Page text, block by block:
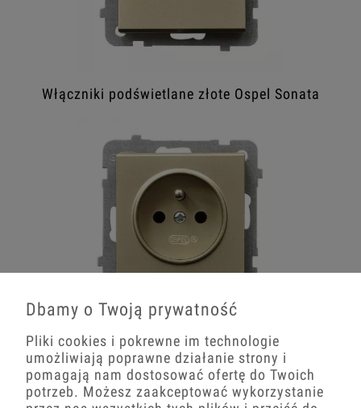
Włączniki podświetlane złote Ospel Sonata
Gniazda prądowe złote Ospel Sonata
Dbamy o Twoją prywatność
Pliki cookies i pokrewne im technologie
umożliwiają poprawne działanie strony i
pomagają nam dostosować ofertę do Twoich
potrzeb. Możesz zaakceptować wykorzystanie